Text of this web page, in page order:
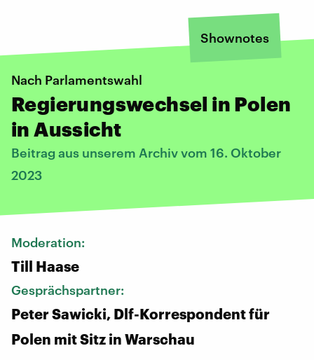
Shownotes
Nach Parlamentswahl
Regierungswechsel in Polen
in Aussicht
Beitrag aus unserem Archiv vom 16. Oktober
2023
Moderation:
Till Haase
Gesprächspartner:
Peter Sawicki, Dlf-Korrespondent für
Polen mit Sitz in Warschau